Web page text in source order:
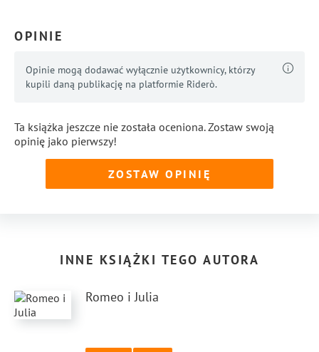
OPINIE
Opinie mogą dodawać wyłącznie użytkownicy, którzy
kupili daną publikację na platformie Riderò.
Ta książka jeszcze nie została oceniona. Zostaw swoją
opinię jako pierwszy!
ZOSTAW OPINIĘ
INNE KSIĄŻKI TEGO AUTORA
Romeo i Julia